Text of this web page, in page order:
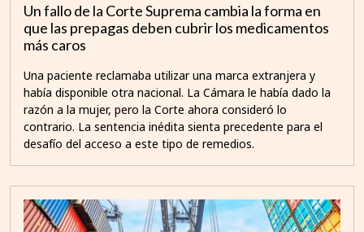
Un fallo de la Corte Suprema cambia la forma en
que las prepagas deben cubrir los medicamentos
más caros
Una paciente reclamaba utilizar una marca extranjera y
había disponible otra nacional. La Cámara le había dado la
razón a la mujer, pero la Corte ahora consideró lo
contrario. La sentencia inédita sienta precedente para el
desafío del acceso a este tipo de remedios.